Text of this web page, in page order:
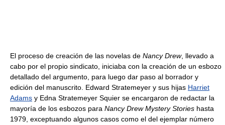
El proceso de creación de las novelas de Nancy Drew, llevado a
cabo por el propio sindicato, iniciaba con la creación de un esbozo
detallado del argumento, para luego dar paso al borrador y
edición del manuscrito. Edward Stratemeyer y sus hijas Harriet
Adams y Edna Stratemeyer Squier se encargaron de redactar la
mayoría de los esbozos para Nancy Drew Mystery Stories hasta
1979, exceptuando algunos casos como el del ejemplar número